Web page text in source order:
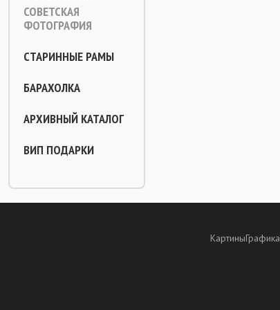
СОВЕТСКАЯ
ФОТОГРАФИЯ
СТАРИННЫЕ РАМЫ
БАРАХОЛКА
АРХИВНЫЙ КАТАЛОГ
ВИП ПОДАРКИ
КартиныГрафика